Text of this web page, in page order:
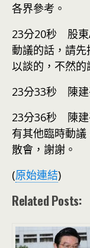
各界參考。
23分20秒 股東
動議的話，請
以談的，不然的
23分33秒 陳建
23分36秒 陳建
有其他臨時動議
散會，謝謝。
(原始連結)
Related Posts: